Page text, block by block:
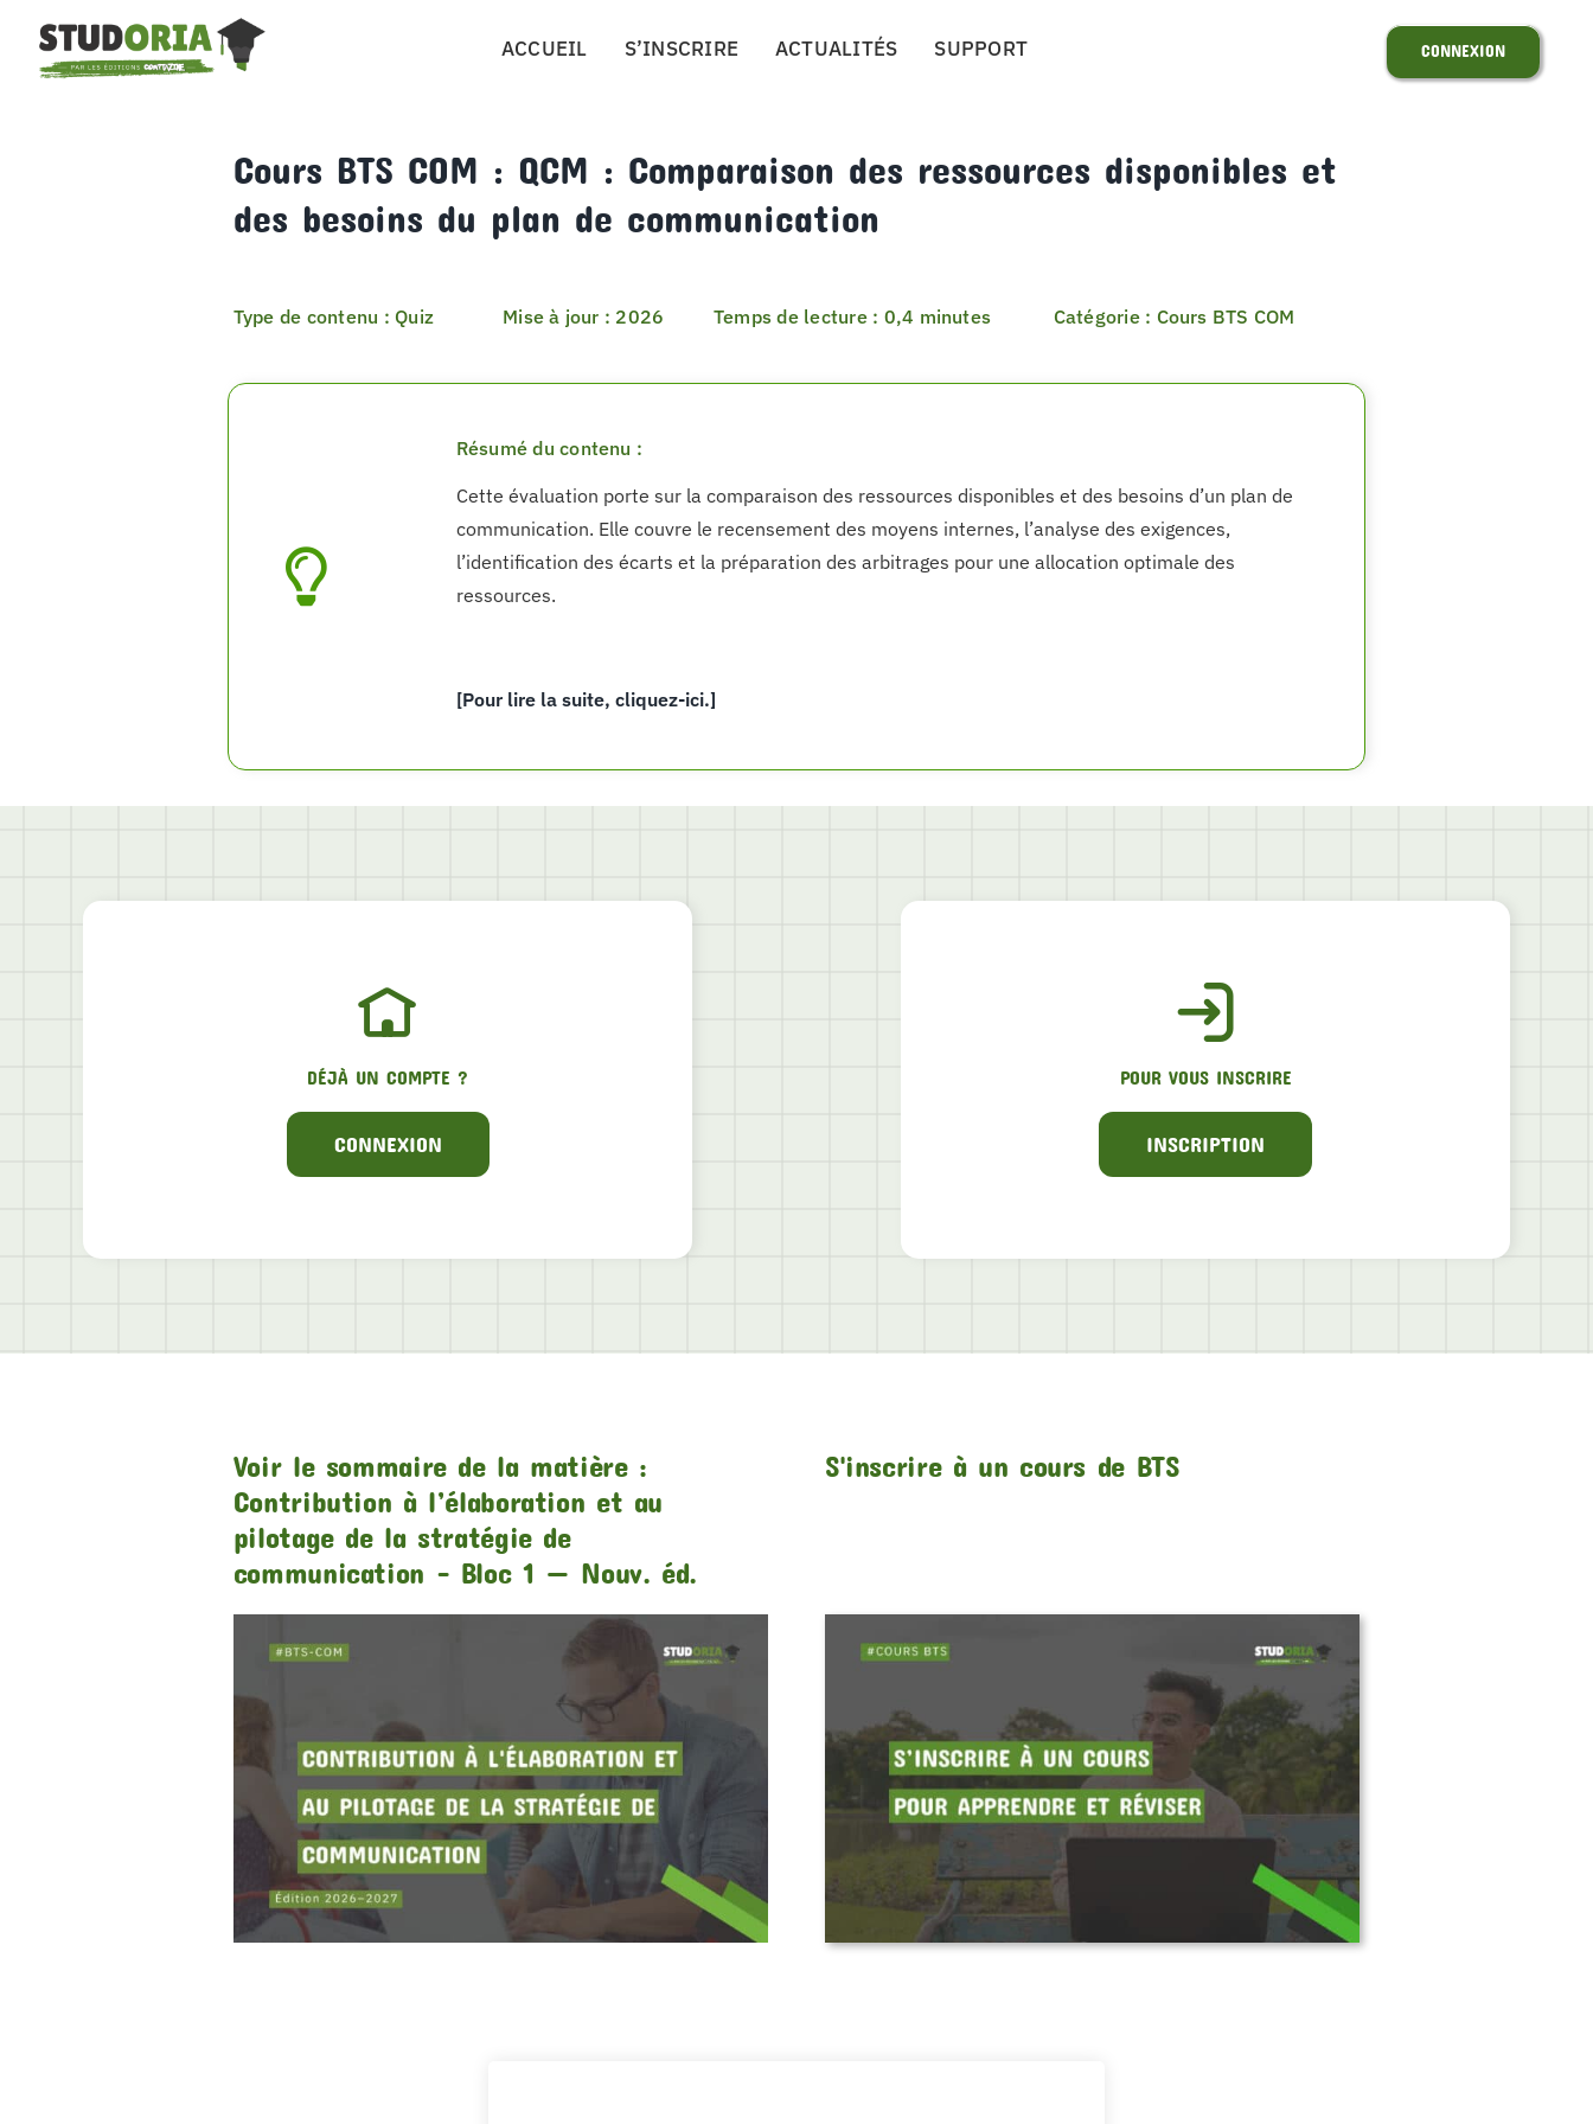
contenu
ACCUEIL S’INSCRIRE ACTUALITÉS SUPPORT CONNEXION
Cours BTS COM : QCM : Comparaison des ressources disponibles et
des besoins du plan de communication
Type de contenu : Quiz Mise à jour : 2026 Temps de lecture : 0,4 minutes Catégorie : Cours BTS COM
Résumé du contenu :
Cette évaluation porte sur la comparaison des ressources disponibles et des besoins d’un plan de
communication. Elle couvre le recensement des moyens internes, l’analyse des exigences,
l’identification des écarts et la préparation des arbitrages pour une allocation optimale des
ressources.
[Pour lire la suite, cliquez-ici.]
DÉJÀ UN COMPTE ?
CONNEXION
POUR VOUS INSCRIRE
INSCRIPTION
Voir le sommaire de la matière :
Contribution à l’élaboration et au
pilotage de la stratégie de
communication – Bloc 1 — Nouv. éd.
S'inscrire à un cours de BTS